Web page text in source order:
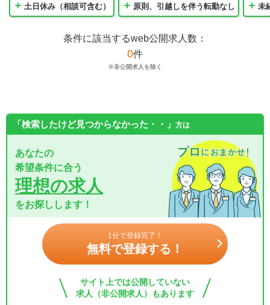
土日休み（相談可含む） 原則、引越しを伴う転勤なし 未
条件に該当するweb公開求人数：
0件
※非公開求人を除く
「検索したけど見つからなかった・・」 方は
あなたの
希望条件に合う
理想の求人
をお探しします！
1分で登録完了！
無料で登録する！
サイト上では公開していない
求人（非公開求人）もあります